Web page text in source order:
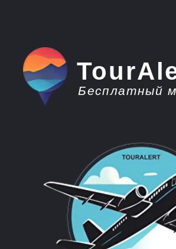
Горящие туры из
TourAlert
Бесплатный мониторинг